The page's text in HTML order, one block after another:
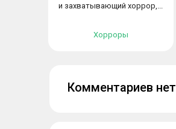
и захватывающий хоррор,...
Хорроры
Комментариев нет